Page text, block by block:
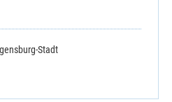
Stadt